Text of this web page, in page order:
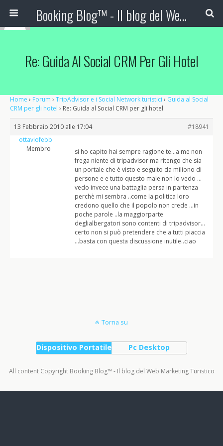
Booking Blog™ - Il blog del Web Marketing Turistico
Re: Guida Al Social CRM Per Gli Hotel
Home › Forum › TripAdvisor e i Social Network turistici › Guida al Social
CRM per gli hotel › Re: Guida al Social CRM per gli hotel
13 Febbraio 2010 alle 17:04
#18941
ottaviofebb
Membro
si ho capito hai sempre ragione te…a me non
frega niente di tripadvisor ma ritengo che sia
un portale che è visto e seguito da miliono di
persone e e tutto questo male non lo vedo …
vedo invece una battaglia persa in partenza
perchè mi sembra ..come la politica loro
credono quello che il popolo non crede …in
poche parole ..la maggiorparte
deglialbergatori sono contenti di tripadvisor…
certo non si può pretendere che a tutti piaccia
…basta con questa discussione inutile..ciao
Torna su
Dispositivo Portatile Pc Desktop
All content Copyright Booking Blog™ - Il blog del Web Marketing Turistico